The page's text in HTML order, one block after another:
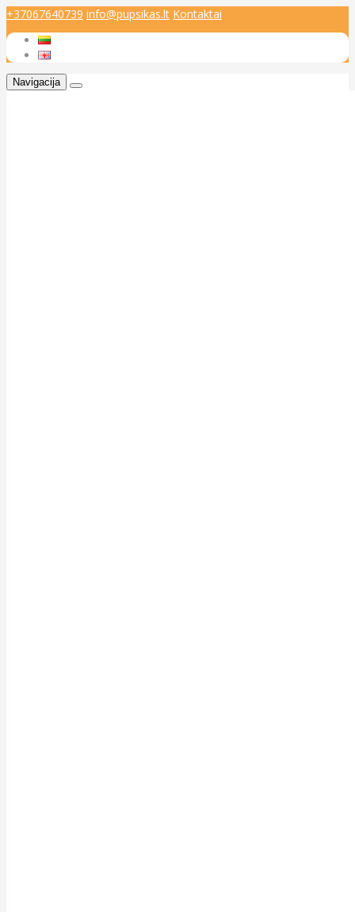
+37067640739 info@pupsikas.lt Kontaktai
Navigacija